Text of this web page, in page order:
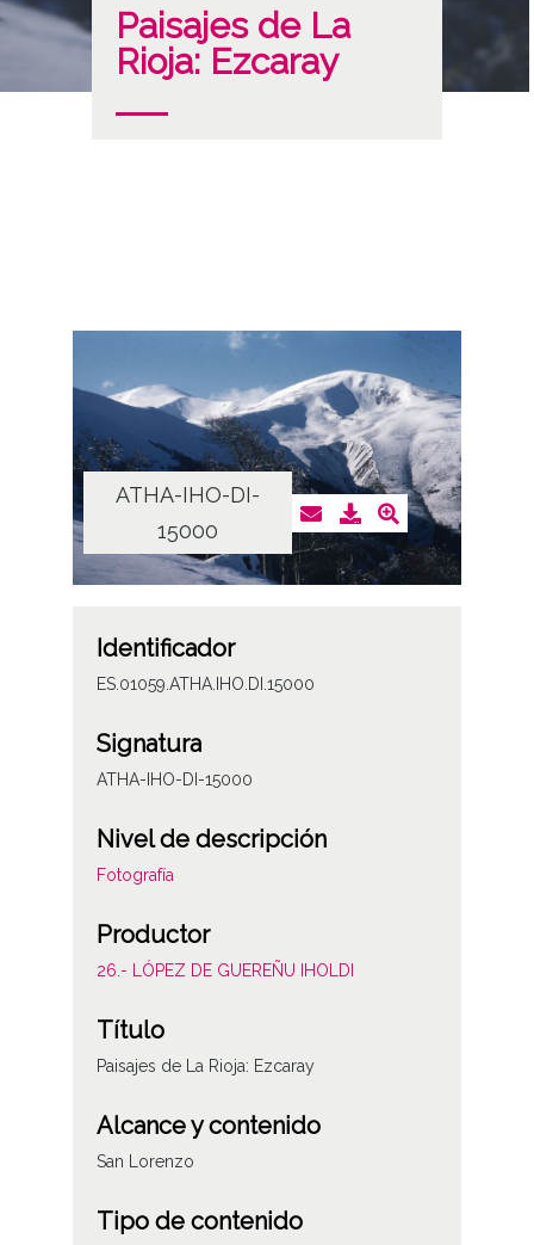
Paisajes de La
Rioja: Ezcaray
ATHA-IHO-DI-
15000
Identificador
ES.01059.ATHA.IHO.DI.15000
Signatura
ATHA-IHO-DI-15000
Nivel de descripción
Fotografía
Productor
26.- LÓPEZ DE GUEREÑU IHOLDI
Título
Paisajes de La Rioja: Ezcaray
Alcance y contenido
San Lorenzo
Tipo de contenido